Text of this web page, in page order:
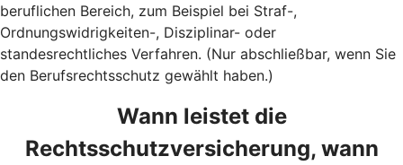
beruflichen Bereich, zum Beispiel bei Straf-,
Ordnungswidrigkeiten-, Disziplinar- oder
standesrechtliches Verfahren. (Nur abschließbar, wenn Sie
den Berufsrechtsschutz gewählt haben.)
Wann leistet die
Rechtsschutzversicherung, wann